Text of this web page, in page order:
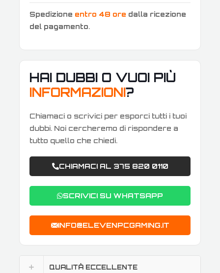
Spedizione entro 48 ore dalla ricezione
del pagamento.
HAI DUBBI O VUOI PIÙ
INFORMAZIONI?
Chiamaci o scrivici per esporci tutti i tuoi
dubbi. Noi cercheremo di rispondere a
tutto quello che chiedi.
CHIAMACI AL 375 820 0110
SCRIVICI SU WHATSAPP
INFO@ELEVENPCGAMING.IT
QUALITÀ ECCELLENTE